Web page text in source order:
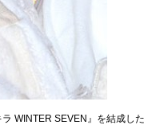
WINTER SEVEN』を結成した